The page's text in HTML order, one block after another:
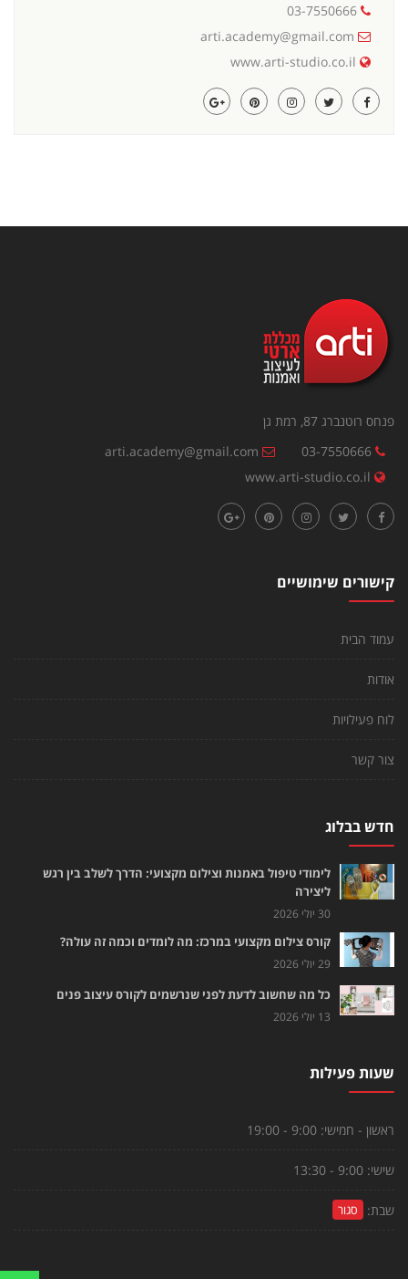
03-7550666
arti.academy@gmail.com
www.arti-studio.co.il
פנחס רוטנברג 87, רמת גן
03-7550666
arti.academy@gmail.com
www.arti-studio.co.il
קישורים שימושיים
עמוד הבית
אודות
לוח פעילויות
צור קשר
חדש בבלוג
לימודי טיפול באמנות וצילום מקצועי: הדרך לשלב בין רגש
ליצירה
30 יולי 2026
קורס צילום מקצועי במרכז: מה לומדים וכמה זה עולה?
29 יולי 2026
כל מה שחשוב לדעת לפני שנרשמים לקורס עיצוב פנים
13 יולי 2026
שעות פעילות
ראשון - חמישי: 9:00 - 19:00
שישי: 9:00 - 13:30
שבת: סגור